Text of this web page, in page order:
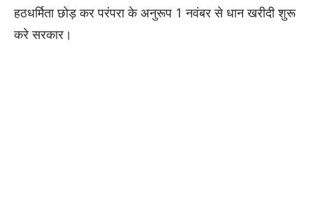
हठधर्मिता छोड़ कर परंपरा के अनुरूप 1 नवंबर से धान खरीदी शुरू
करे सरकार।